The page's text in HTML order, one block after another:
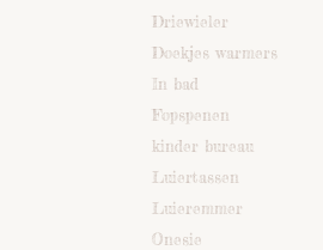
Driewieler
Doekjes warmers
In bad
Fopspenen
kinder bureau
Luiertassen
Luieremmer
Onesie